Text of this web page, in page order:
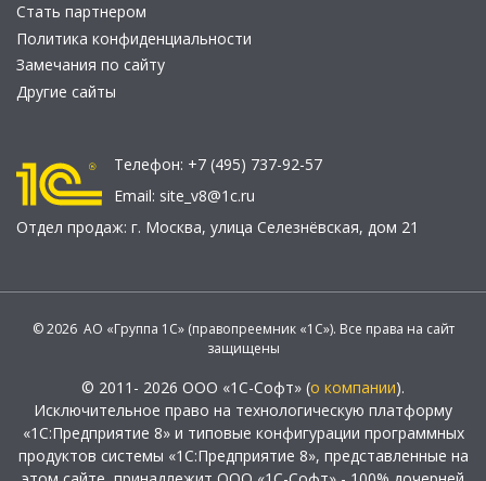
Стать партнером
Политика конфиденциальности
Замечания по сайту
Другие сайты
Телефон: +7 (495) 737-92-57
Email: site_v8@1c.ru
Отдел продаж: г. Москва, улица Селезнёвская, дом 21
© 2026 АО «Группа 1С» (правопреемник «1С»). Все права на сайт
защищены
© 2011- 2026 ООО «1С-Софт» (о компании).
Исключительное право на технологическую платформу
«1С:Предприятие 8» и типовые конфигурации программных
продуктов системы «1С:Предприятие 8», представленные на